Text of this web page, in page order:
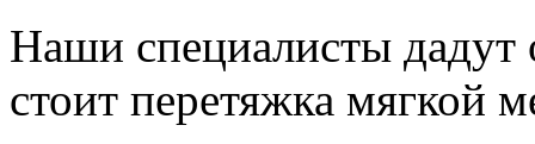
Наши специалисты дадут
стоит перетяжка мягкой